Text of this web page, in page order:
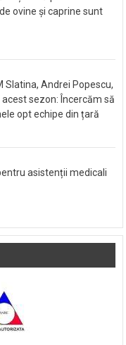
ovine și caprine sunt
Slatina, Andrei Popescu,
sezon: Încercăm să
opt echipe din țară
asistenții medicali